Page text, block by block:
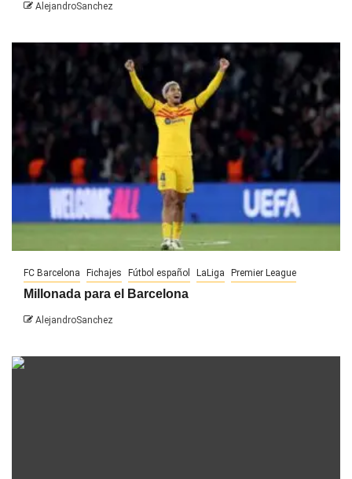
AlejandroSanchez
FC Barcelona Fichajes Fútbol español LaLiga Premier League
Millonada para el Barcelona
AlejandroSanchez